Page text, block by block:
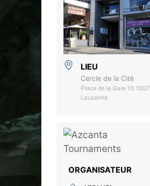
LIEU
Cercle de la Cité
Place de la Gare 10 1007
Lausanne
ORGANISATEUR